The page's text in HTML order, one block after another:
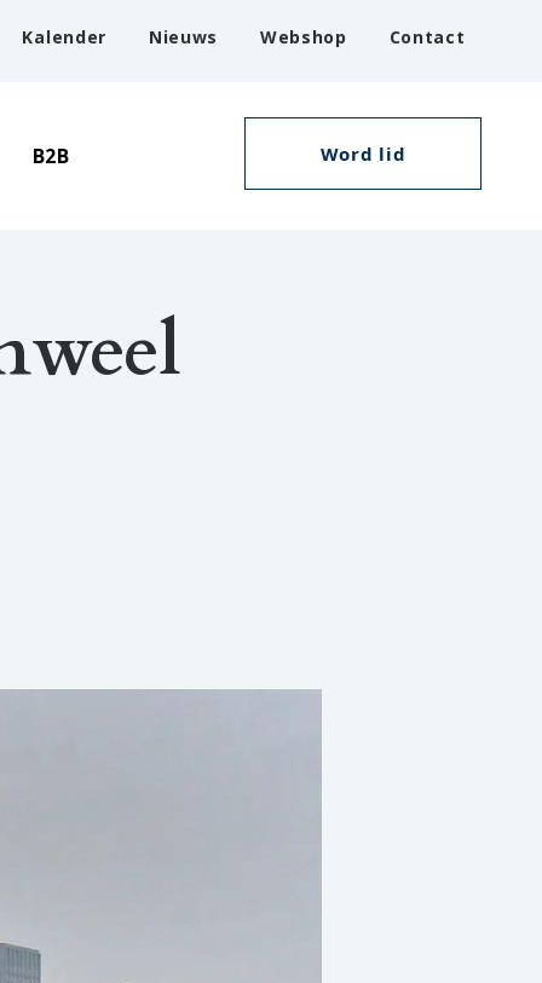
Kalender Nieuws Webshop Contact
B2B Word lid